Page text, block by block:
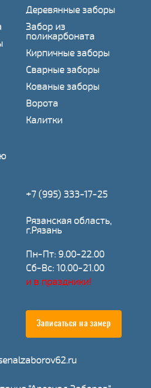
Деревянные заборы
Забор из
поликарбоната
Кирпичные заборы
Сварные заборы
Кованые заборы
Ворота
Калитки
+7 (995) 333-17-25
Рязанская область,
г.Рязань
Пн-Пт: 9.00-22.00
Сб-Вс: 10.00-21.00
и в праздники!
Записаться на замер